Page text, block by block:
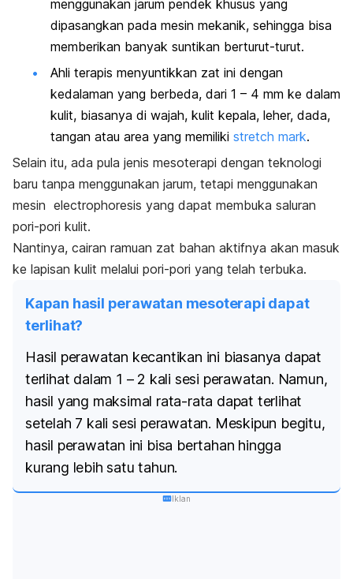
menggunakan jarum pendek khusus yang
dipasangkan pada mesin mekanik, sehingga bisa
memberikan banyak suntikan berturut-turut.
Ahli terapis menyuntikkan zat ini dengan
kedalaman yang berbeda, dari 1 – 4 mm ke dalam
kulit, biasanya di wajah, kulit kepala, leher, dada,
tangan atau area yang memiliki stretch mark.
Selain itu, ada pula jenis mesoterapi dengan teknologi
baru tanpa menggunakan jarum, tetapi menggunakan
mesin electrophoresis yang dapat membuka saluran
pori-pori kulit.
Nantinya, cairan ramuan zat bahan aktifnya akan masuk
ke lapisan kulit melalui pori-pori yang telah terbuka.
Kapan hasil perawatan mesoterapi dapat
terlihat?
Hasil perawatan kecantikan ini biasanya dapat
terlihat dalam 1 – 2 kali sesi perawatan. Namun,
hasil yang maksimal rata-rata dapat terlihat
setelah 7 kali sesi perawatan. Meskipun begitu,
hasil perawatan ini bisa bertahan hingga
kurang lebih satu tahun.
Iklan